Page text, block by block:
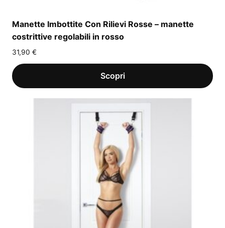
Manette Imbottite Con Rilievi Rosse – manette
costrittive regolabili in rosso
31,90 €